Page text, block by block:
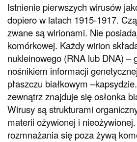
Istnienie pierwszych wirusów
dopiero w latach 1915-1917.
zwane są wirionami. Nie
komórkowej. Każdy wirion
nukleinowego (RNA lub DNA) –
nośnikiem informacji
płaszczu białkowym
zewnątrz znajduje się osłonka
Wirusy są strukturami
materii ożywionej i
rozmnażania się poza żywą